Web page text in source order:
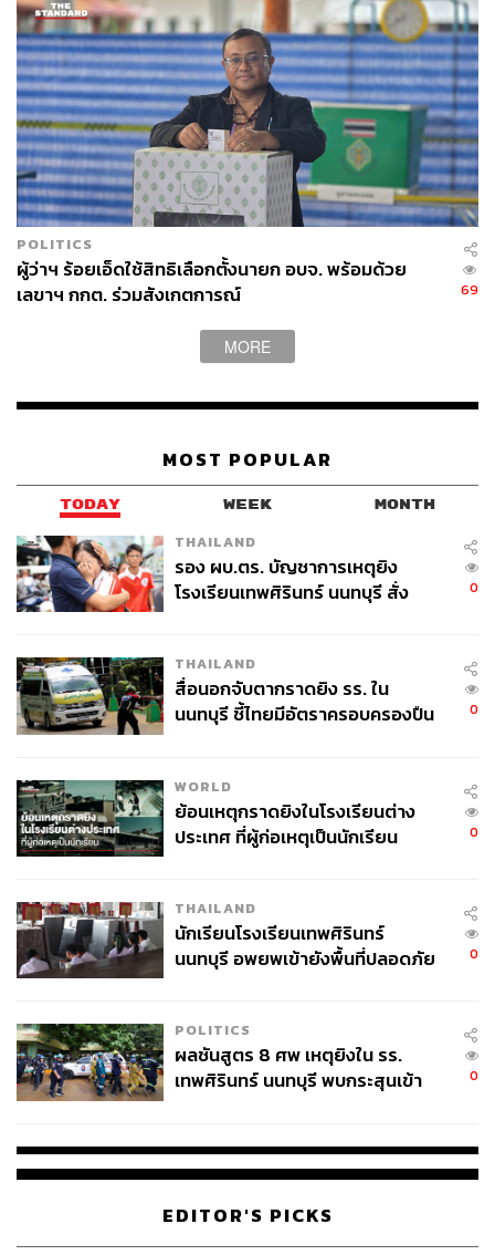
34
ABOUT THE AUTHOR
พลวุฒิ สงสกุล
Content creator การเมือง ประจำสำนักข่าว
THE STANDARD
POLITICS
ผู้ว่าฯ ร้อยเอ็ดใช้สิทธิเลือกตั้งนายก อบจ. พร้อมด้วย
เลขาฯ กกต. ร่วมสังเกตการณ์
69
MORE
MOST POPULAR
TODAY WEEK MONTH
THAILAND
รอง ผบ.ตร. บัญชาการเหตุยิง
โรงเรียนเทพศิรินทร์ นนทบุรี สั่ง
0
THAILAND
สื่อนอกจับตากราดยิง รร. ใน
นนทบุรี ชี้ไทยมีอัตราครอบครองปืน
0
WORLD
ย้อนเหตุกราดยิงในโรงเรียนต่าง
ประเทศ ที่ผู้ก่อเหตุเป็นนักเรียน
0
THAILAND
นักเรียนโรงเรียนเทพศิรินทร์
นนทบุรี อพยพเข้ายังพื้นที่ปลอดภัย
0
POLITICS
ผลชันสูตร 8 ศพ เหตุยิงใน รร.
เทพศิรินทร์ นนทบุรี พบกระสุนเข้า
0
EDITOR'S PICKS